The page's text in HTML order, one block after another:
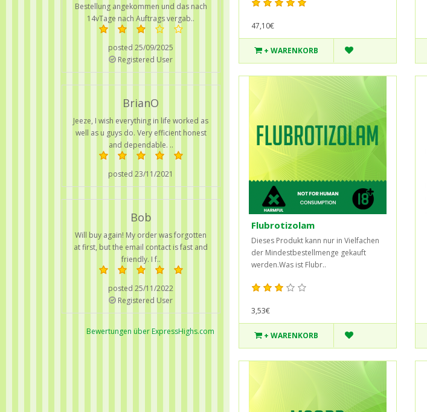
Bestellung angekommen und das nach
14vTage nach Auftrags vergab..
posted 25/09/2025
Registered User
BrianO
Jeeze, I wish everything in life worked as
well as u guys do. Very efficient honest
and dependable. ..
posted 23/11/2021
Bob
Will buy again! My order was forgotten
at first, but the email contact is fast and
friendly. I f..
posted 25/11/2022
Registered User
Bewertungen über ExpressHighs.com
47,10€
+ WARENKORB
Flubrotizolam
Dieses Produkt kann nur in Vielfachen
der Mindestbestellmenge gekauft
werden.Was ist Flubr..
3,53€
+ WARENKORB